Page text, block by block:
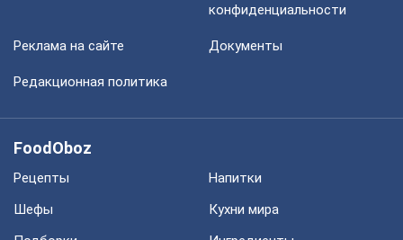
конфиденциальности
Реклама на сайте Документы
Редакционная политика
FoodOboz
Рецепты
Напитки
Шефы
Кухни мира